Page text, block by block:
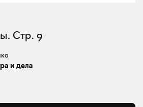
Стр. 9
и дела